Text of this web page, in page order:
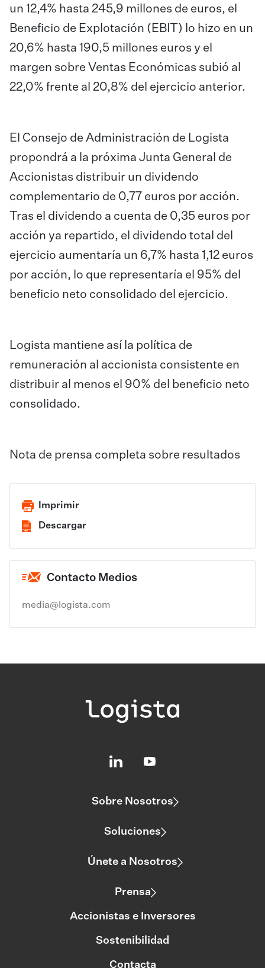
un 12,4% hasta 245,9 millones de euros, el
Beneficio de Explotación (EBIT) lo hizo en un
20,6% hasta 190,5 millones euros y el
margen sobre Ventas Económicas subió al
22,0% frente al 20,8% del ejercicio anterior.
El Consejo de Administración de Logista
propondrá a la próxima Junta General de
Accionistas distribuir un dividendo
complementario de 0,77 euros por acción.
Tras el dividendo a cuenta de 0,35 euros por
acción ya repartido, el dividendo total del
ejercicio aumentaría un 6,7% hasta 1,12 euros
por acción, lo que representaría el 95% del
beneficio neto consolidado del ejercicio.
Logista mantiene así la política de
remuneración al accionista consistente en
distribuir al menos el 90% del beneficio neto
consolidado.
Nota de prensa completa sobre resultados​
Imprimir
Descargar
Contacto Medios
media@logista.com
Sobre Nosotros
Soluciones
Únete a Nosotros
Prensa
Accionistas e Inversores
Sostenibilidad
Contacta